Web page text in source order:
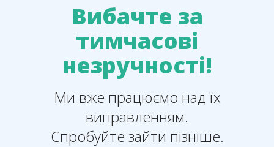
Вибачте за
тимчасові
незручності!
Ми вже працюємо над їх
виправленням.
Спробуйте зайти пізніше.